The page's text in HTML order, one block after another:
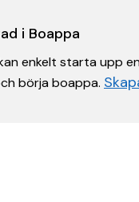
i Boappa
enkelt starta upp
börja boappa.